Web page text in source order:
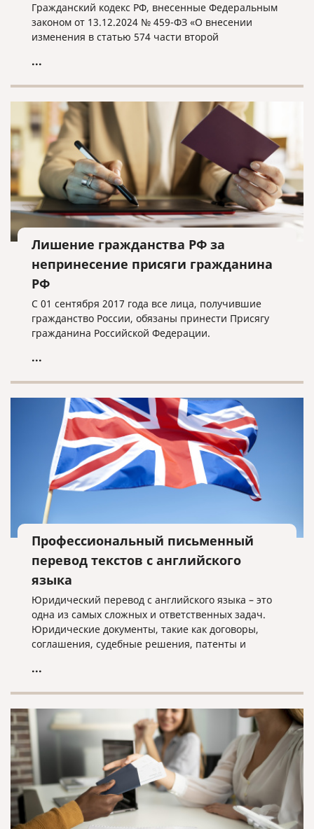
Гражданский кодекс РФ, внесенные Федеральным
законом от 13.12.2024 № 459-ФЗ «О внесении
изменения в статью 574 части второй
...
Лишение гражданства РФ за
непринесение присяги гражданина
РФ
С 01 сентября 2017 года все лица, получившие
гражданство России, обязаны принести Присягу
гражданина Российской Федерации.
...
Профессиональный письменный
перевод текстов с английского
языка
Юридический перевод с английского языка – это
одна из самых сложных и ответственных задач.
Юридические документы, такие как договоры,
соглашения, судебные решения, патенты и
перевода, но и соблюдения юридической
...